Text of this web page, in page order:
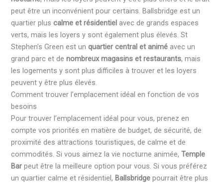
peut être un inconvénient pour certains. Ballsbridge est un
quartier pluscalme et résidentielavec de grands espaces
verts, mais les loyers y sont également plus élevés. St
Stephen’s Green est unquartier central et animéavec un
grand parc et de nombreux magasins et restaurants, mais
les logements y sont plus difficiles à trouver et les loyers
peuvent y être plus élevés.
Comment trouver l’emplacement idéal en fonction de vos
besoins
Pour trouver l’emplacement idéal pour vous, prenez en
compte vos priorités en matière de budget, de sécurité, de
proximité des attractions touristiques, de calme et de
commodités. Si vous aimez la vie nocturne animée,Temple
Barpeut être la meilleure option pour vous. Si vous préférez
un quartier calme et résidentiel, Ballsbridge pourrait être plus